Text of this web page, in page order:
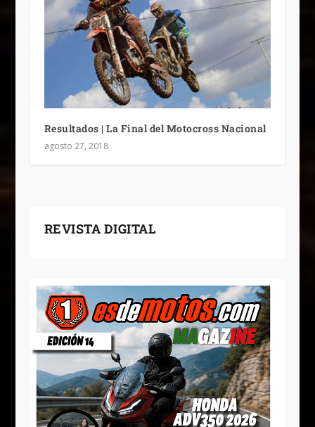
Resultados | La Final del Motocross Nacional
agosto 27, 2018
REVISTA DIGITAL